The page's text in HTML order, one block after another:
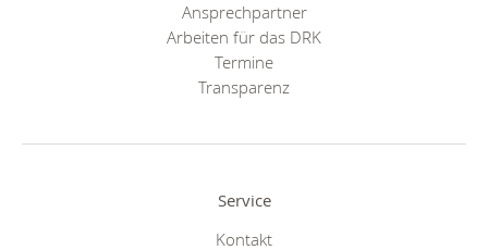
Ansprechpartner
Arbeiten für das DRK
Termine
Transparenz
Service
Kontakt